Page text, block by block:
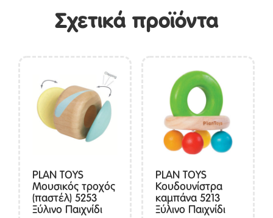
Σχετικά προϊόντα
PLAN TOYS
Μουσικός τροχός
(παστέλ) 5253
Ξύλινο Παιχνίδι
PLAN TOYS
Κουδουνίστρα
καμπάνα 5213
Ξύλινο Παιχνίδι